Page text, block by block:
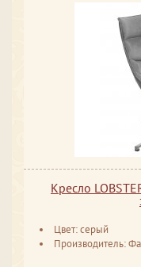
Кресло
Цвет: серый
Производитель: